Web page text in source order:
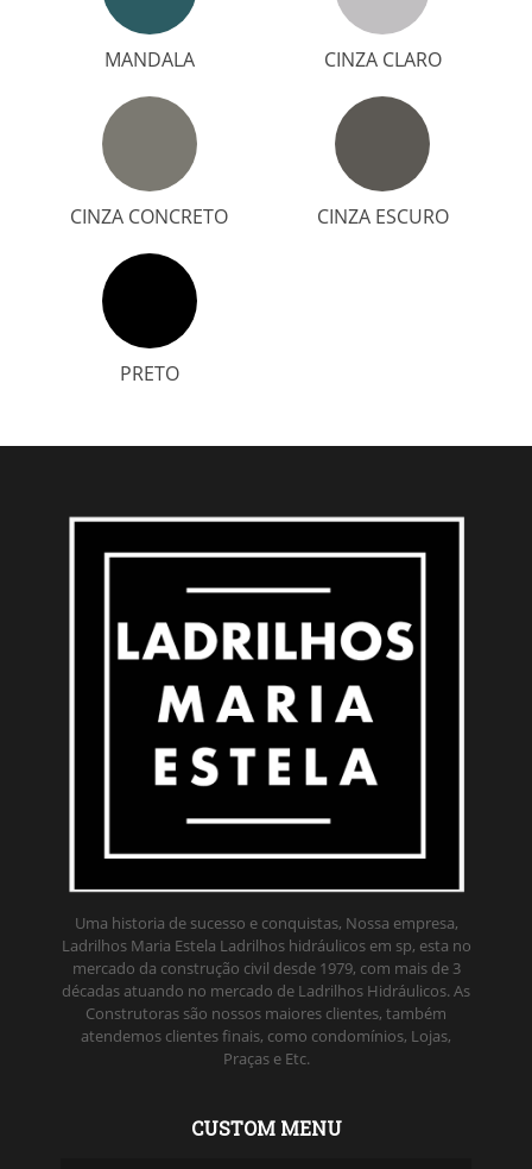
MANDALA CINZA CLARO
CINZA CONCRETO CINZA ESCURO
PRETO
Uma historia de sucesso e conquistas, Nossa empresa,
Ladrilhos Maria Estela Ladrilhos hidráulicos em sp, esta no
mercado da construção civil desde 1979, com mais de 3
décadas atuando no mercado de Ladrilhos Hidráulicos. As
Construtoras são nossos maiores clientes, também
atendemos clientes finais, como condomínios, Lojas,
Praças e Etc.
CUSTOM MENU